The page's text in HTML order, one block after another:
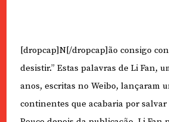
[dropcap]N[/dropcap]ão consigo
desistir.” Estas palavras de Li Fan,
anos, escritas no Weibo, lançaram
continentes que acabaria por salvar